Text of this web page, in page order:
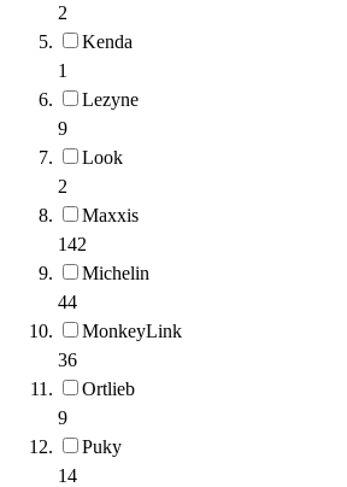
2
Kenda
1
Lezyne
9
Look
2
Maxxis
142
Michelin
44
MonkeyLink
36
Ortlieb
9
Puky
14